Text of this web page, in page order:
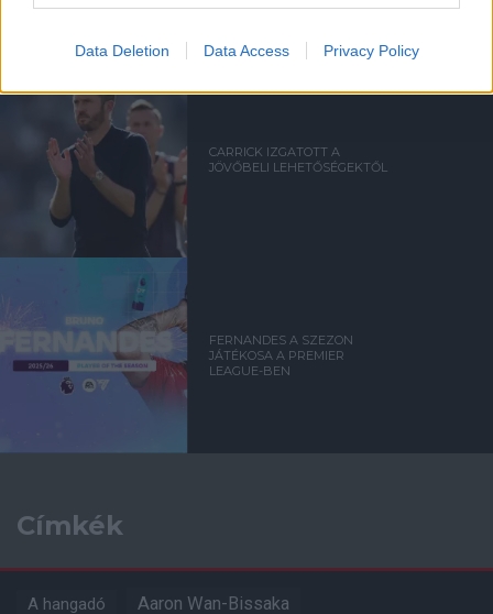
Data Deletion Data Access Privacy Policy
CARRICK IZGATOTT A
JÖVŐBELI LEHETŐSÉGEKTŐL
FERNANDES A SZEZON
JÁTÉKOSA A PREMIER
LEAGUE-BEN
Címkék
A hangadó Aaron Wan-Bissaka